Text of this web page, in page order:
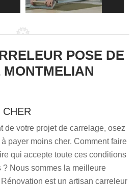
POSE DE
CHER
de votre projet de carrelage, osez
payer moins cher. Comment faire
qui accepte toute ces conditions
? Nous sommes la meilleure
est un artisan carreleur